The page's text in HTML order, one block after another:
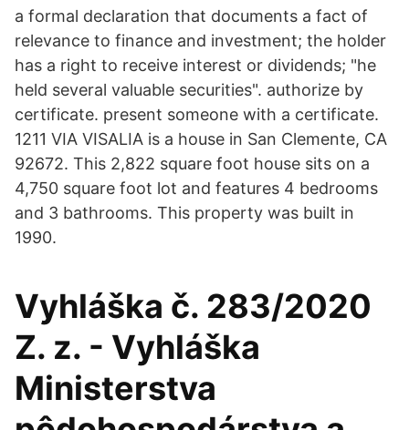
a formal declaration that documents a fact of
relevance to finance and investment; the holder
has a right to receive interest or dividends; "he
held several valuable securities". authorize by
certificate. present someone with a certificate.
1211 VIA VISALIA is a house in San Clemente, CA
92672. This 2,822 square foot house sits on a
4,750 square foot lot and features 4 bedrooms
and 3 bathrooms. This property was built in
1990.
Vyhláška č. 283/2020
Z. z. - Vyhláška
Ministerstva